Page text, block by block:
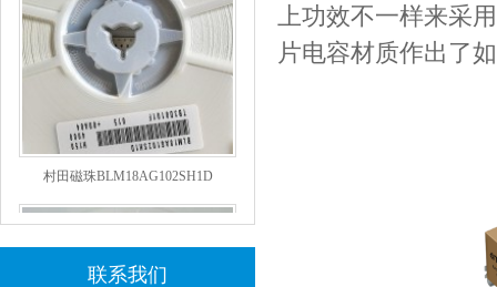
村田磁珠BLM18AG102SH1D
联系我们
上功效不一样来采
片电容材质作出了